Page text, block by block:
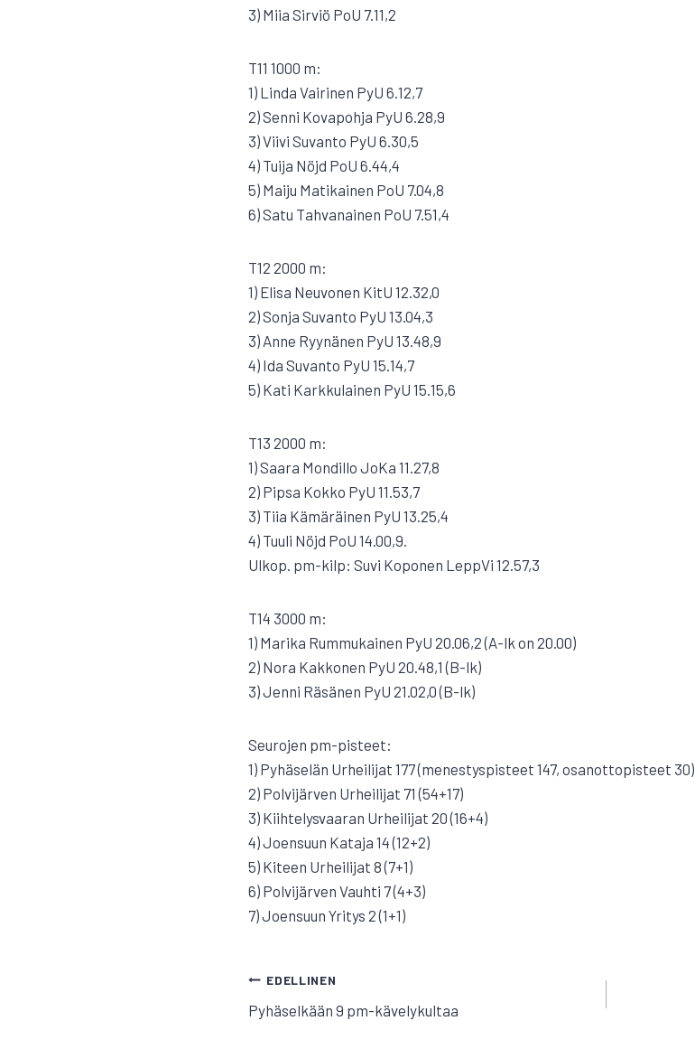
3) Miia Sirviö PoU 7.11,2
T11 1000 m:
1) Linda Vairinen PyU 6.12,7
2) Senni Kovapohja PyU 6.28,9
3) Viivi Suvanto PyU 6.30,5
4) Tuija Nöjd PoU 6.44,4
5) Maiju Matikainen PoU 7.04,8
6) Satu Tahvanainen PoU 7.51,4
T12 2000 m:
1) Elisa Neuvonen KitU 12.32,0
2) Sonja Suvanto PyU 13.04,3
3) Anne Ryynänen PyU 13.48,9
4) Ida Suvanto PyU 15.14,7
5) Kati Karkkulainen PyU 15.15,6
T13 2000 m:
1) Saara Mondillo JoKa 11.27,8
2) Pipsa Kokko PyU 11.53,7
3) Tiia Kämäräinen PyU 13.25,4
4) Tuuli Nöjd PoU 14.00,9.
Ulkop. pm-kilp: Suvi Koponen LeppVi 12.57,3
T14 3000 m:
1) Marika Rummukainen PyU 20.06,2 (A-lk on 20.00)
2) Nora Kakkonen PyU 20.48,1 (B-lk)
3) Jenni Räsänen PyU 21.02,0 (B-lk)
Seurojen pm-pisteet:
1) Pyhäselän Urheilijat 177 (menestyspisteet 147, osanottopisteet 30)
2) Polvijärven Urheilijat 71 (54+17)
3) Kiihtelysvaaran Urheilijat 20 (16+4)
4) Joensuun Kataja 14 (12+2)
5) Kiteen Urheilijat 8 (7+1)
6) Polvijärven Vauhti 7 (4+3)
7) Joensuun Yritys 2 (1+1)
ARTIKKELIEN
SELAUS
EDELLINEN
Pyhäselkään 9 pm-kävelykultaa